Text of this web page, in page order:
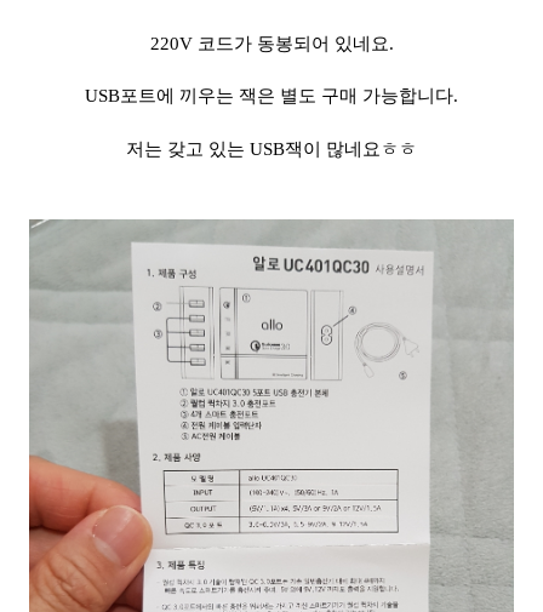
220V 코드가 동봉되어 있네요.
USB포트에 끼우는 잭은 별도 구매 가능합니다.
저는 갖고 있는 USB잭이 많네요ㅎㅎ